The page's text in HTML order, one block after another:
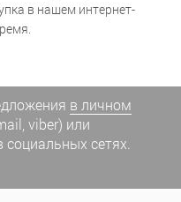
в нашем интернет-
в личном
viber) или
сетях.